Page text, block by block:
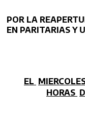
POR LA
EN PARITARIAS Y
EL
HORAS